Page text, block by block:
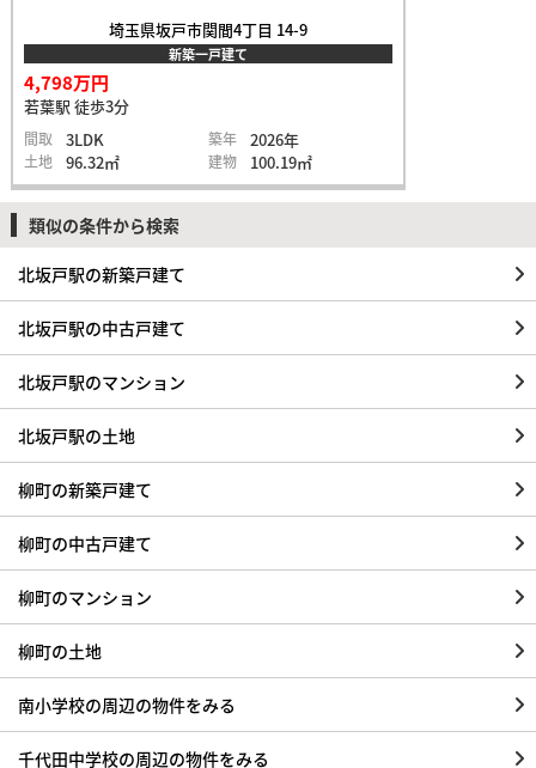
埼玉県坂戸市関間4丁目 14-9
新築一戸建て
4,798万円
若葉駅 徒歩3分
間取 3LDK 築年 2026年
土地 96.32㎡ 建物 100.19㎡
類似の条件から検索
北坂戸駅の新築戸建て
北坂戸駅の中古戸建て
北坂戸駅のマンション
北坂戸駅の土地
柳町の新築戸建て
柳町の中古戸建て
柳町のマンション
柳町の土地
南小学校の周辺の物件をみる
千代田中学校の周辺の物件をみる